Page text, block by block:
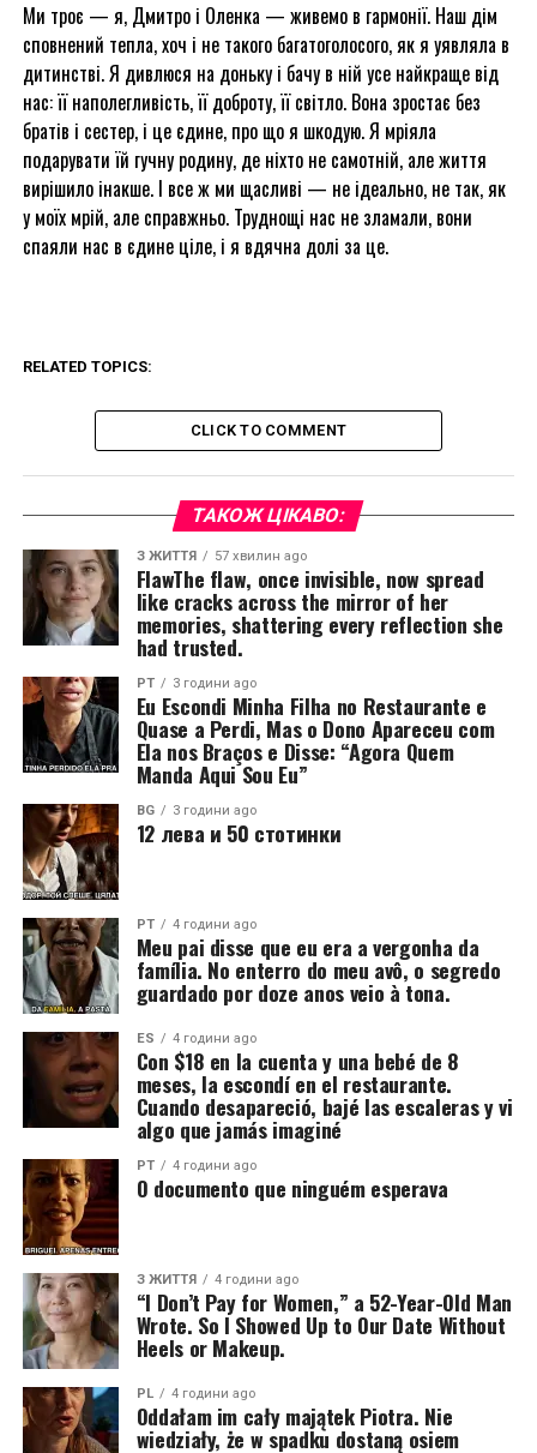
Ми троє — я, Дмитро і Оленка — живемо в гармонії. Наш дім
сповнений тепла, хоч і не такого багатоголосого, як я уявляла в
дитинстві. Я дивлюся на доньку і бачу в ній усе найкраще від
нас: її наполегливість, її доброту, її світло. Вона зростає без
братів і сестер, і це єдине, про що я шкодую. Я мріяла
подарувати їй гучну родину, де ніхто не самотній, але життя
вирішило інакше. І все ж ми щасливі — не ідеально, не так, як
у моїх мрій, але справжньо. Труднощі нас не зламали, вони
спаяли нас в єдине ціле, і я вдячна долі за це.
RELATED TOPICS:
CLICK TO COMMENT
ТАКОЖ ЦІКАВО:
З ЖИТТЯ 57 хвилин ago
FlawThe flaw, once invisible, now spread
like cracks across the mirror of her
memories, shattering every reflection she
had trusted.
PT 3 години ago
Eu Escondi Minha Filha no Restaurante e
Quase a Perdi, Mas o Dono Apareceu com
Ela nos Braços e Disse: “Agora Quem
Manda Aqui Sou Eu”
BG 3 години ago
12 лева и 50 стотинки
PT 4 години ago
Meu pai disse que eu era a vergonha da
família. No enterro do meu avô, o segredo
guardado por doze anos veio à tona.
ES 4 години ago
Con $18 en la cuenta y una bebé de 8
meses, la escondí en el restaurante.
Cuando desapareció, bajé las escaleras y vi
algo que jamás imaginé
PT 4 години ago
O documento que ninguém esperava
З ЖИТТЯ 4 години ago
“I Don’t Pay for Women,” a 52-Year-Old Man
Wrote. So I Showed Up to Our Date Without
Heels or Makeup.
PL 4 години ago
Oddałam im cały majątek Piotra. Nie
wiedziały, że w spadku dostaną osiem